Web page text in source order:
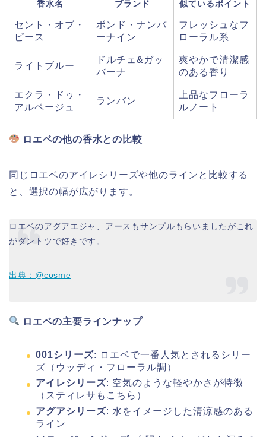
香水名 ブランド 似ているポイント
セント・オブ・
ピース
ボンド・ナンバ
ーナイン
フレッシュなフ
ローラル系
ライトブルー
ドルチェ&ガッ
バーナ
爽やかで清潔感
のある香り
エクラ・ドゥ・
アルページュ
ランバン
上品なフローラ
ルノート
ロエベの他の香水との比較
同じロエベのアイレシリーズや他のラインと比較する
と、選択の幅が広がります。
ロエベのアグアエジャ、アースもサンプルもらいましたがこれ
がダントツで好きです。
出典：@cosme
ロエベの主要ラインナップ
001シリーズ: ロエベで一番人気とされるシリー
ズ（ウッディ・フローラル調）
アイレシリーズ: 空気のような軽やかさが特徴
（スティレサもこちら）
アグアシリーズ: 水をイメージした清涼感のある
ライン